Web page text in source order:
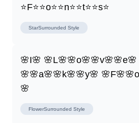
⭐F⭐⭐o⭐⭐n⭐⭐t⭐⭐s⭐
StarSurrounded Style
🌸I🌸
🌸🌸a🌸🌸k🌸🌸y🌸
🌸
FlowerSurrounded Style